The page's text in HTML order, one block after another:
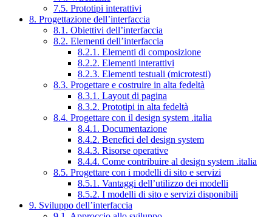
7.5. Prototipi interattivi
8. Progettazione dell’interfaccia
8.1. Obiettivi dell’interfaccia
8.2. Elementi dell’interfaccia
8.2.1. Elementi di composizione
8.2.2. Elementi interattivi
8.2.3. Elementi testuali (microtesti)
8.3. Progettare e costruire in alta fedeltà
8.3.1. Layout di pagina
8.3.2. Prototipi in alta fedeltà
8.4. Progettare con il design system .italia
8.4.1. Documentazione
8.4.2. Benefici del design system
8.4.3. Risorse operative
8.4.4. Come contribuire al design system .italia
8.5. Progettare con i modelli di sito e servizi
8.5.1. Vantaggi dell’utilizzo dei modelli
8.5.2. I modelli di sito e servizi disponibili
9. Sviluppo dell’interfaccia